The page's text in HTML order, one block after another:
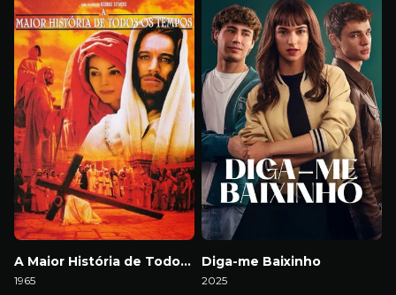
A Maior História de Todos os Tempos
1965
Diga-me Baixinho
2025